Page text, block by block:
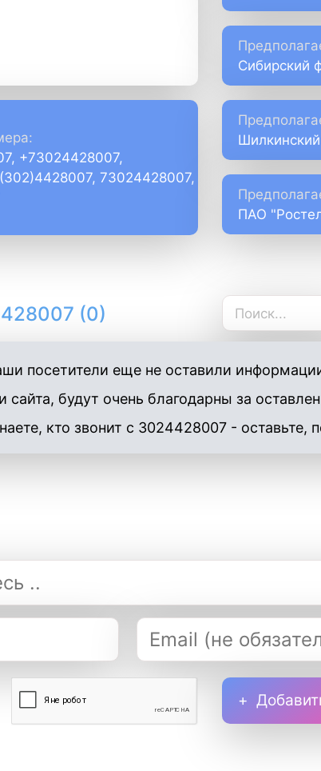
Сибирский
+73024428007,
73024428007,
ПАО
(0)
посетители еще не оставили
сайта, будут очень благодарны за
кто звонит с 3024428007 - оставьте,